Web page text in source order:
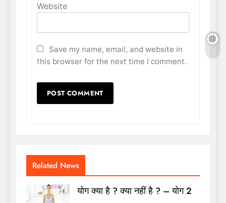
Website
Save my name, email, and website in
this browser for the next time I comment.
Related News
योग क्या है ? क्या नहीं है ? – योग 2